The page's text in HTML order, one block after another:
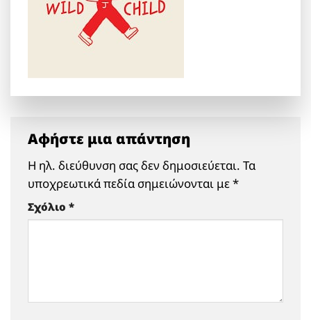
Αφήστε μια απάντηση
Η ηλ. διεύθυνση σας δεν δημοσιεύεται. Τα
υποχρεωτικά πεδία σημειώνονται με*
Σχόλιο *